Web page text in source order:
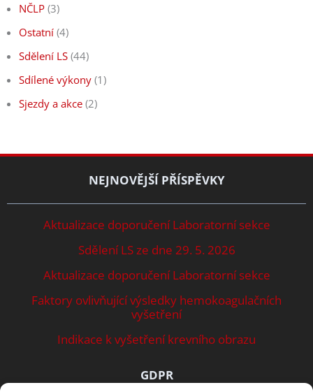
NČLP (3)
Ostatní (4)
Sdělení LS (44)
Sdílené výkony (1)
Sjezdy a akce (2)
NEJNOVĚJŠÍ PŘÍSPĚVKY
Aktualizace doporučení Laboratorní sekce
Sdělení LS ze dne 29. 5. 2026
Aktualizace doporučení Laboratorní sekce
Faktory ovlivňující výsledky hemokoagulačních
vyšetření
Indikace k vyšetření krevního obrazu
GDPR